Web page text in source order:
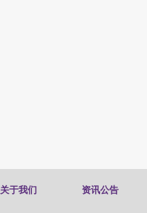
关于我们 资讯公告